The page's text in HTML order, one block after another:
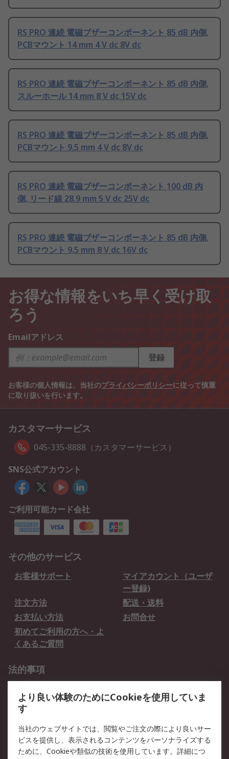
RS PRO 連続 電磁ブザーコンポーネント 85 dB 内側,
PCBマウント 14 mm 4 V dc 8V dc
RS PRO 連続 電磁ブザーコンポーネント 85 dB 内側,
スルーホール 14 mm 8 V dc 15V dc
RS PRO 連続 電磁ブザーコンポーネント 85 dB 内側,
PCBマウント 9.5 mm 4 V dc 8V dc
RS PRO 連続 電磁ブザーコンポーネント 100 dB 内
側, リード線 28.9 mm 5 V dc 25V dc
RS PRO 連続 電磁ブザーコンポーネント 85 dB 内側,
PCBマウント 9.5 mm 8 V dc 16V dc
お得な情報をいち早く受け取
ろう
Emailアドレス
登録
お客様の個人情報は、当社のプライバシーポリシーに従って慎重
に取り扱いを行います。
カスタマーサービス
045-335-8888（カスタマーサービス）
SNS公式アカウント
ご利用可能カード会社
その他のサービス
お客様サポート
マイアカウント（ユーザ
ー登録)
注文方法
配送・送料
お支払い方法
お問合せ
初めてご利用の方へ・よ
くあるご質問
法的事項
クッキーポリシー
RSについて
会社概要
採用情報
より良い体験のためにCookieを使用していま
す
当社のウェブサイトでは、閲覧やご注文の際により良いサー
ビスを提供し、表示されるコンテンツをパーソナライズする
ために、Cookieや類似の技術を使用しています。詳細につ